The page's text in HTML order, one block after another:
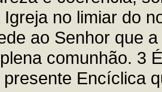
no limiar do
ao Senhor que
comunhão. 3
Encíclica